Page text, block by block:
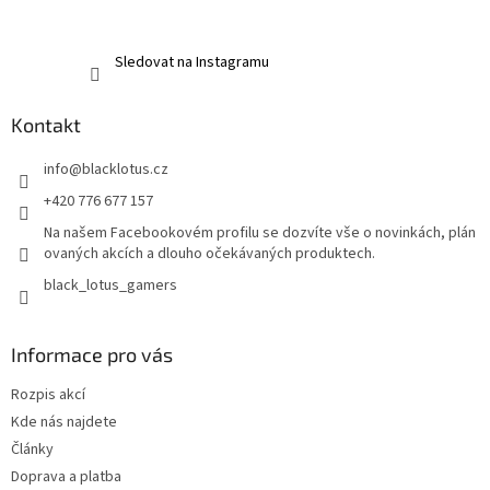
Sledovat na Instagramu
Kontakt
info@blacklotus.cz
+420 776 677 157
Na našem Facebookovém profilu se dozvíte vše o novinkách, plán
ovaných akcích a dlouho očekávaných produktech.
black_lotus_gamers
Informace pro vás
Rozpis akcí
Kde nás najdete
Články
Doprava a platba